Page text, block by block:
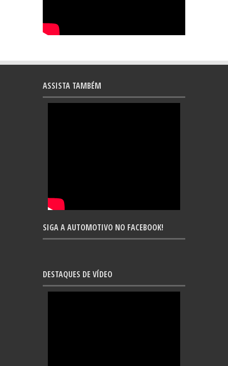
ASSISTA TAMBÉM
SIGA A AUTOMOTIVO NO FACEBOOK!
DESTAQUES DE VÍDEO